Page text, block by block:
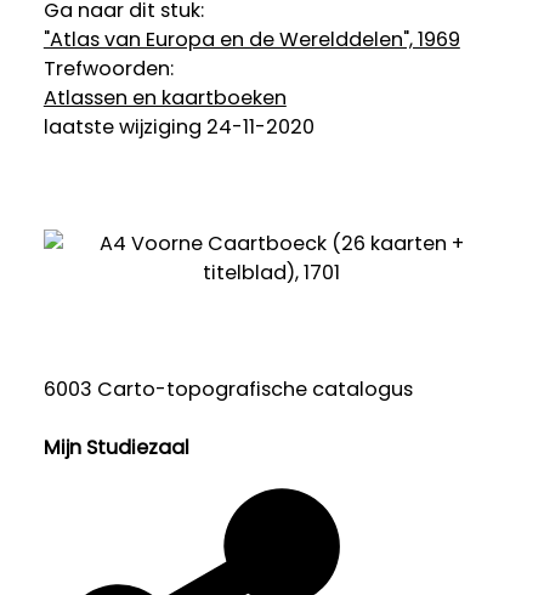
Ga naar dit stuk:
"Atlas van Europa en de Werelddelen", 1969
Trefwoorden:
Atlassen en kaartboeken
laatste wijziging 24-11-2020
6003 Carto-topografische catalogus
Mijn Studiezaal